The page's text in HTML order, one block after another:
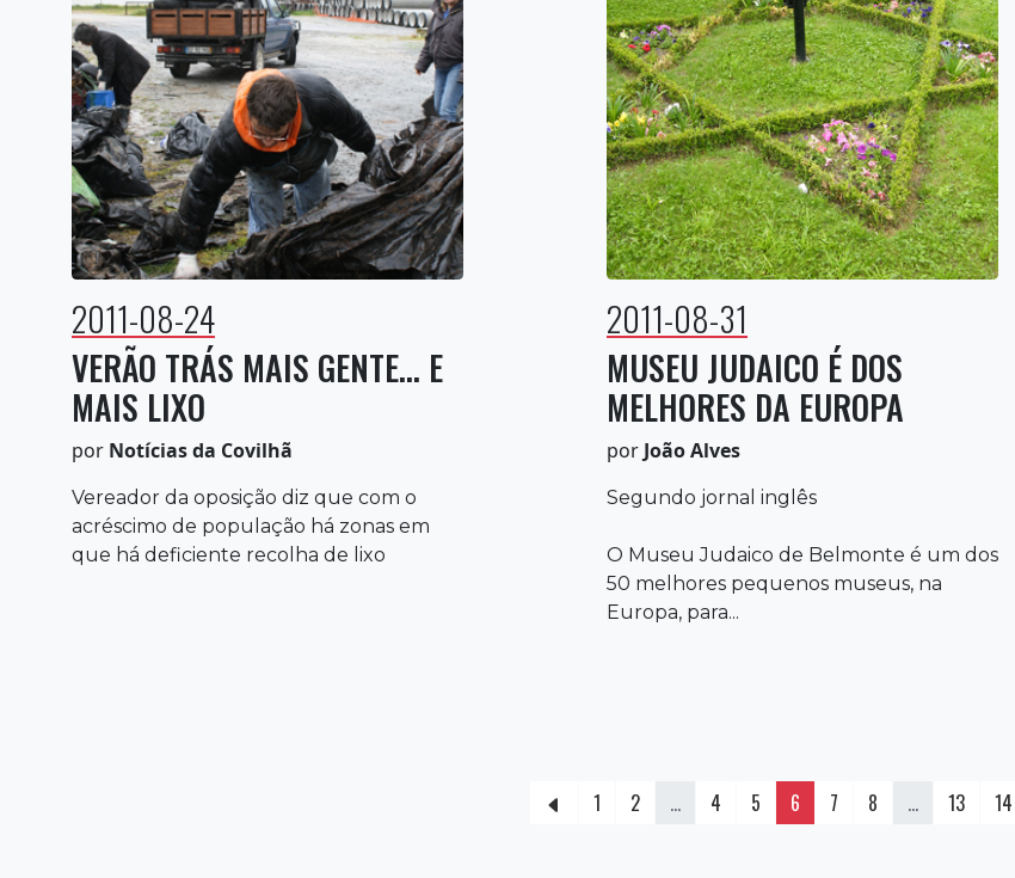
2011-08-24
VERÃO TRÁS MAIS GENTE... E
MAIS LIXO
por Notícias da Covilhã
Vereador da oposição diz que com o
acréscimo de população há zonas em
que há deficiente recolha de lixo
2011-08-31
MUSEU JUDAICO É DOS
MELHORES DA EUROPA
por João Alves
Segundo jornal inglês
O Museu Judaico de Belmonte é um dos
50 melhores pequenos museus, na
Europa, para...
1 2 ... 4 5 6 7 8 ... 13 14